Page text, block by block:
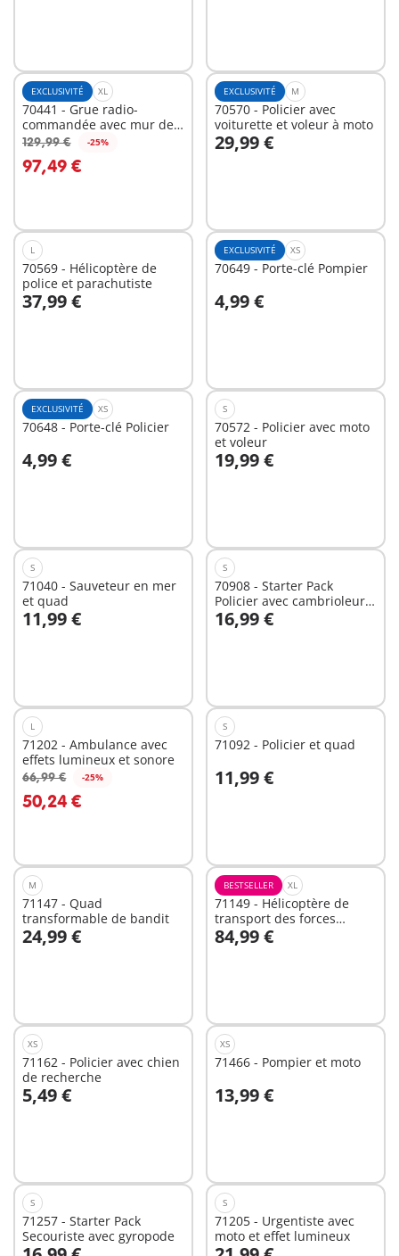
EXCLUSIVITÉ XL
70441 - Grue radio-
commandée avec mur de
construction
129,99 € -25%
97,49 €
Au panier
EXCLUSIVITÉ M
70570 - Policier avec
voiturette et voleur à moto
29,99 €
Au panier
L
70569 - Hélicoptère de
police et parachutiste
37,99 €
Au panier
EXCLUSIVITÉ XS
70649 - Porte-clé Pompier
4,99 €
Au panier
EXCLUSIVITÉ XS
70648 - Porte-clé Policier
4,99 €
Au panier
S
70572 - Policier avec moto
et voleur
19,99 €
Au panier
S
71040 - Sauveteur en mer
et quad
11,99 €
Au panier
S
70908 - Starter Pack
Policier avec cambrioleur
de coffre-fort
16,99 €
L
71202 - Ambulance avec
effets lumineux et sonore
66,99 € -25%
50,24 €
Au panier
S
71092 - Policier et quad
11,99 €
Au panier
M
71147 - Quad
transformable de bandit
24,99 €
Au panier
BESTSELLER XL
71149 - Hélicoptère de
transport des forces
spéciales
84,99 €
Au panier
XS
71162 - Policier avec chien
de recherche
5,49 €
Au panier
XS
71466 - Pompier et moto
13,99 €
Au panier
S
71257 - Starter Pack
Secouriste avec gyropode
S
71205 - Urgentiste avec
moto et effet lumineux